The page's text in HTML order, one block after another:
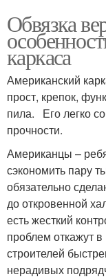
Обвязка
каркаса
Американский
прост, крепок,
пила. Его легко
прочности.
Американцы –
сэкономить пару
обязательно
до откровенной
есть жесткий
проблем откажут в
строителей
нерадивых